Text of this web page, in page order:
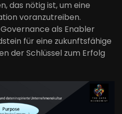
das nötig ist, um eine
voranzutreiben.
als Enabler
für eine zukunftsfähige
der Schlüssel zum Erfolg